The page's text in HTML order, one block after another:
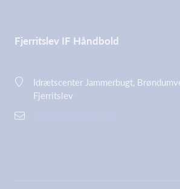
Fjerritslev IF Håndbold
Idrætscenter Jammerbugt,
Fjerritslev